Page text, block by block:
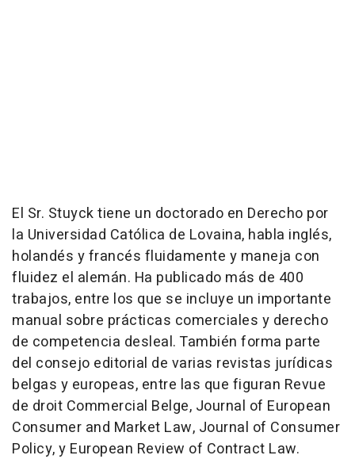
El Sr. Stuyck tiene un doctorado en Derecho por
la Universidad Católica de Lovaina, habla inglés,
holandés y francés fluidamente y maneja con
fluidez el alemán. Ha publicado más de 400
trabajos, entre los que se incluye un importante
manual sobre prácticas comerciales y derecho
de competencia desleal. También forma parte
del consejo editorial de varias revistas jurídicas
belgas y europeas, entre las que figuran Revue
de droit Commercial Belge, Journal of European
Consumer and Market Law, Journal of Consumer
Policy, y European Review of Contract Law.